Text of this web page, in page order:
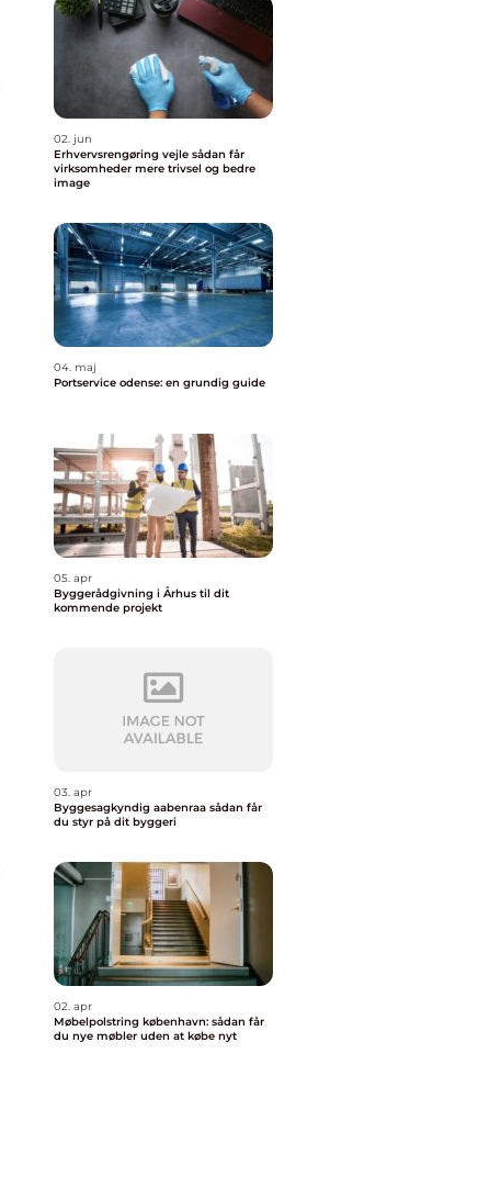
02. jun
Erhvervsrengøring vejle sådan får
virksomheder mere trivsel og bedre
image
04. maj
Portservice odense: en grundig guide
05. apr
Byggerådgivning i Århus til dit
kommende projekt
03. apr
Byggesagkyndig aabenraa sådan får
du styr på dit byggeri
02. apr
Møbelpolstring københavn: sådan får
du nye møbler uden at købe nyt